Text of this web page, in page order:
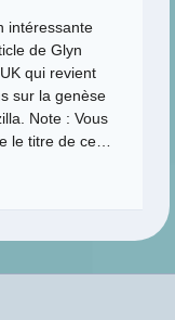
intéressante
de Glyn
qui revient
sur la genèse
Note : Vous
le titre de ce…